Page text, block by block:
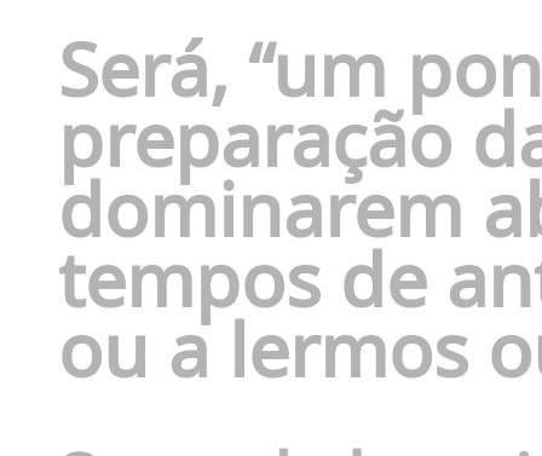
Será, “um
preparação
dominarem
tempos de
ou a lermos